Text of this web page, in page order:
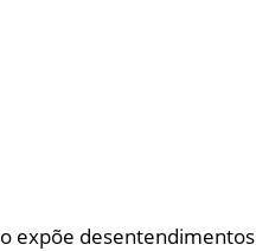
expõe desentendimentos